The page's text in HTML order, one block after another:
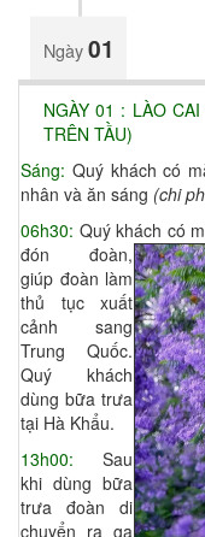
Ngày01
NGÀY 01 : LÀO
TRÊN TẦU)
Sáng: Quý khách có
nhân và ăn sáng (chi
06h30: Quý khách có
đón đoàn,
giúp đoàn làm
thủ tục xuất
cảnh sang
Trung Quốc.
Quý khách
dùng bữa trưa
tại Hà Khẩu.
13h00: Sau
khi dùng bữa
trưa đoàn di
chuyển ra ga